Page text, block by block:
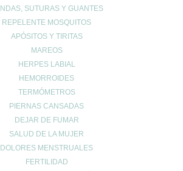
SUTURAS Y GUANTES
REPELENTE MOSQUITOS
APÓSITOS Y TIRITAS
MAREOS
HERPES LABIAL
HEMORROIDES
TERMÓMETROS
PIERNAS CANSADAS
DEJAR DE FUMAR
SALUD DE LA MUJER
DOLORES MENSTRUALES
FERTILIDAD
en las
Sociales